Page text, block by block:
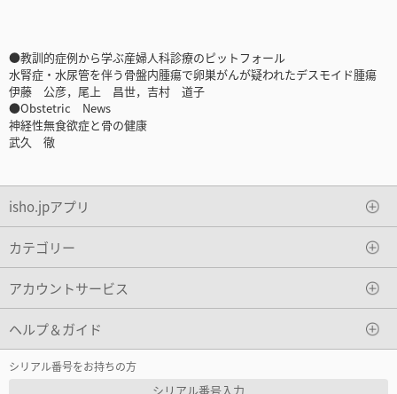
●教訓的症例から学ぶ産婦人科診療のピットフォール
水腎症・水尿管を伴う骨盤内腫瘍で卵巣がんが疑われたデスモイド腫瘍
伊藤 公彦，尾上 昌世，吉村 道子
●Obstetric News
神経性無食欲症と骨の健康
武久 徹
isho.jpアプリ
カテゴリー
アカウントサービス
ヘルプ＆ガイド
シリアル番号をお持ちの方
シリアル番号入力